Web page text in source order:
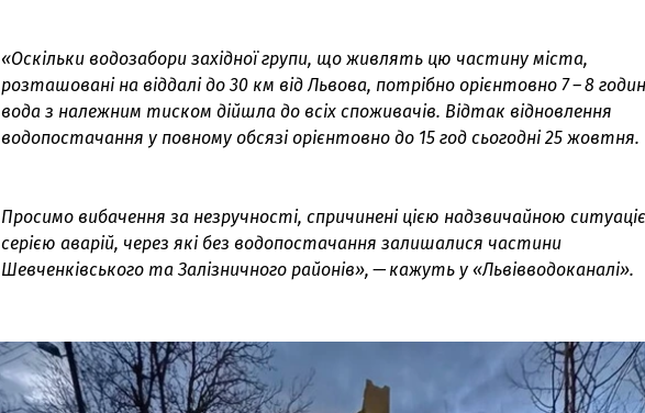
«Оскільки водозабори західної групи, що живлять цю частину міста,
розташовані на віддалі до 30 км від Львова, потрібно орієнтовно 7 – 8
вода з належним тиском дійшла до всіх споживачів. Відтак відновлення
водопостачання у повному обсязі орієнтовно до 15 год сьогодні 25 жовтня.
Просимо вибачення за незручності, спричинені цією надзвичайною
серією аварій, через які без водопостачання залишалися частини
Шевченківського та Залізничного районів», — кажуть у «Львівводоканалі».